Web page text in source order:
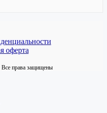
оферта
Все права защищены